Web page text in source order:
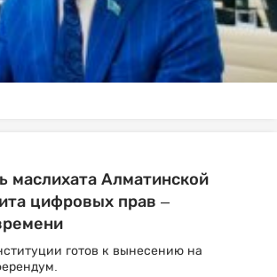
маслихата Алматинской
цифровых прав –
готов к вынесению на